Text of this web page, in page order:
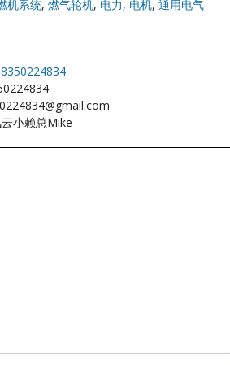
机系统, 燃气轮机, 电力, 电机, 通用电气
小赖总Mike